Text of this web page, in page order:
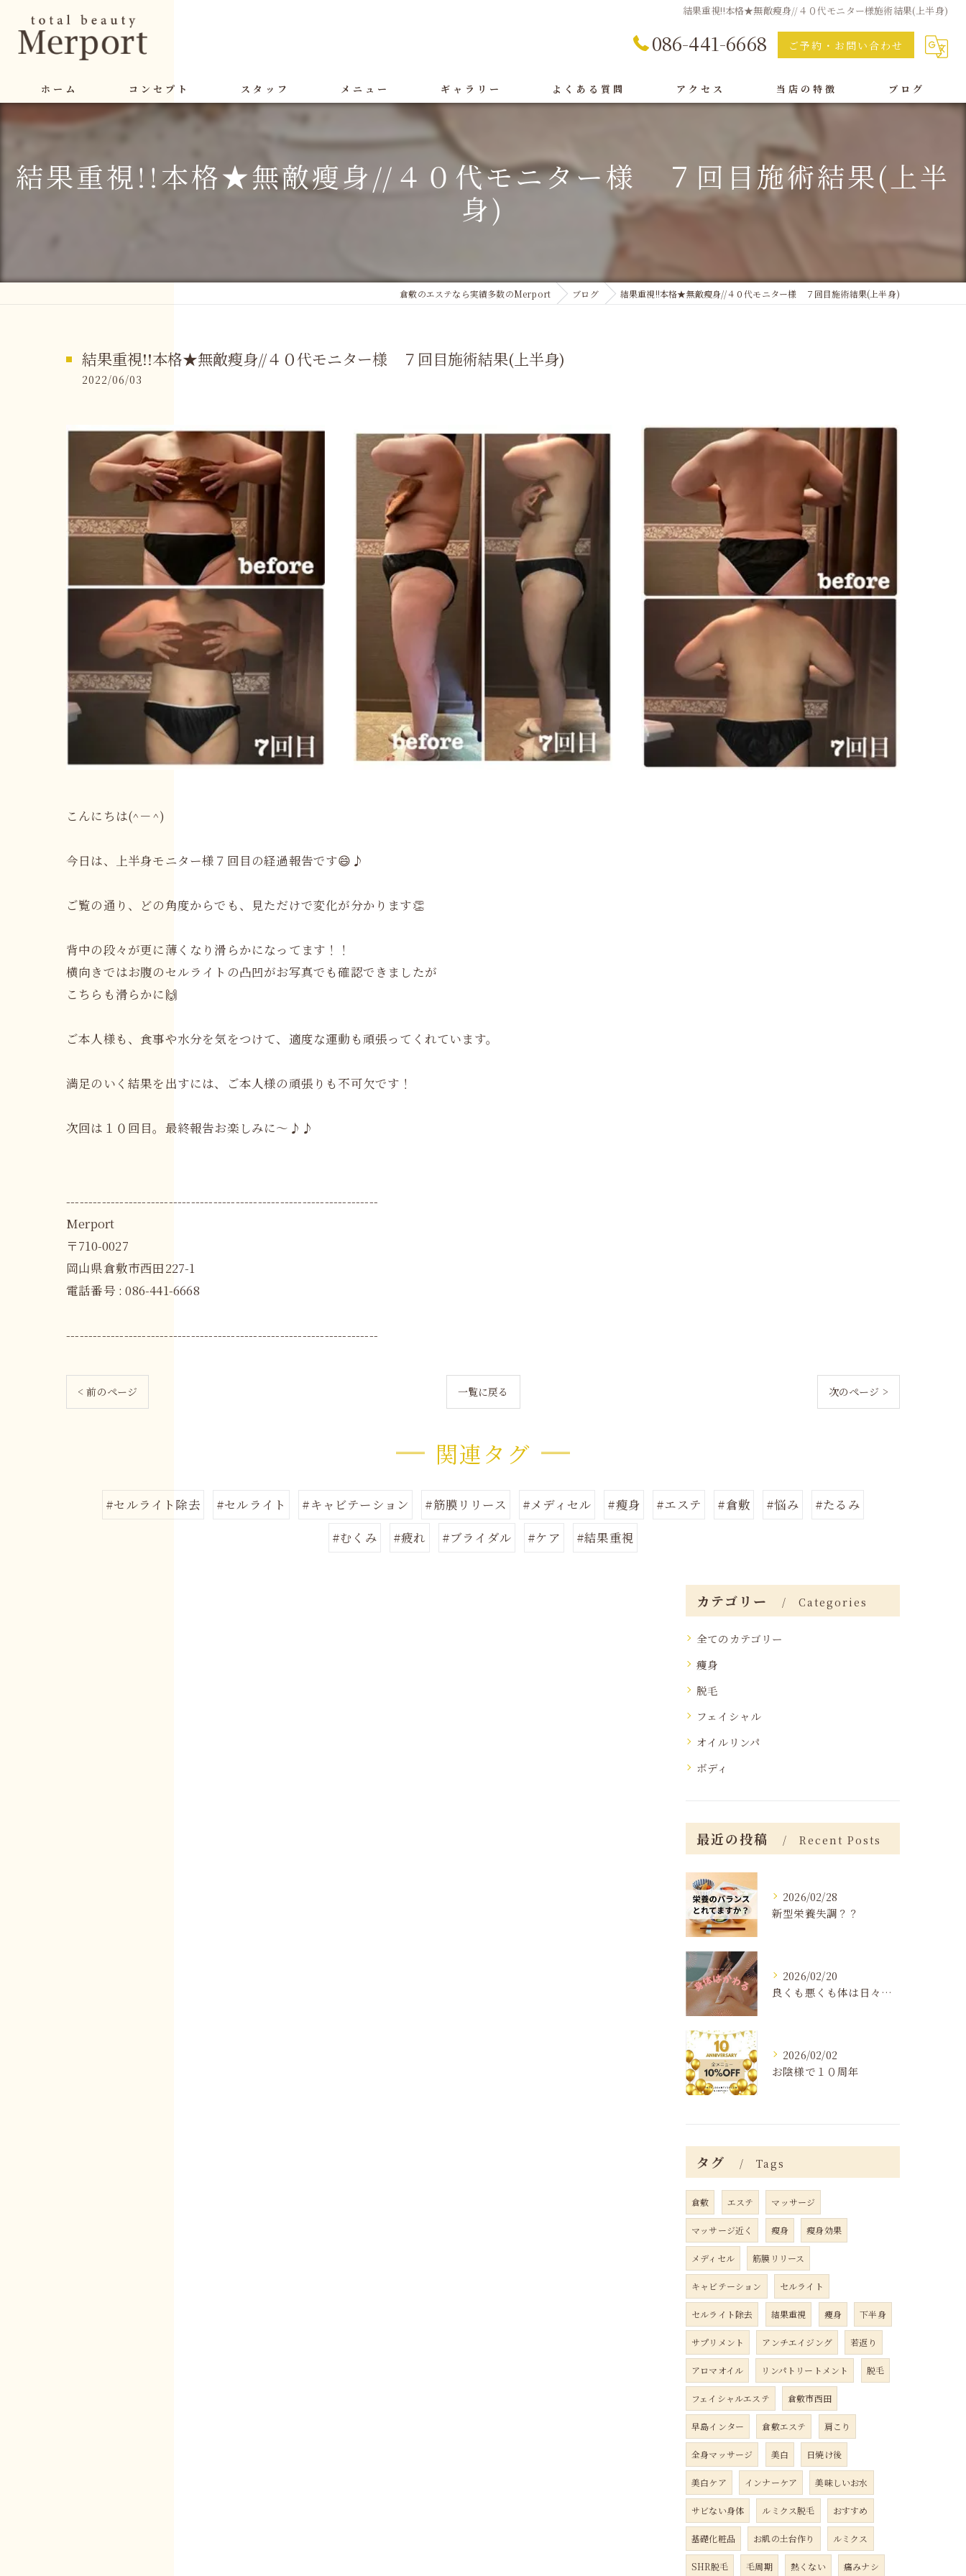
結果重視!!本格★無敵瘦身//４０代モニター様施術結果(上半身)
086-441-6668 ご予約・お問い合わせ
ホーム コンセプト スタッフ メニュー
オイルリンパ
ギャラリー
BeforeAfter
施術
店舗案内
よくある質問 アクセス 当店の特徴
脱毛
ブログ
結果重視!!本格★無敵瘦身//４０代モニター様 ７回目施術結果(上半
身)
倉敷のエステなら実績多数のMerport ブログ 結果重視!!本格★無敵瘦身//４０代モニター様 ７回目施術結果(上半身)
結果重視!!本格★無敵瘦身//４０代モニター様 ７回目施術結果(上半身)
2022/06/03
こんにちは(^－^)
今日は、上半身モニター様７回目の経過報告です😄♪
ご覧の通り、どの角度からでも、見ただけで変化が分かります👏
背中の段々が更に薄くなり滑らかになってます！！
横向きではお腹のセルライトの凸凹がお写真でも確認できましたが
こちらも滑らかに🙌
ご本人様も、食事や水分を気をつけて、適度な運動も頑張ってくれています。
満足のいく結果を出すには、ご本人様の頑張りも不可欠です！
次回は１０回目。最終報告お楽しみに～♪♪
----------------------------------------------------------------------
Merport
〒710-0027
岡山県倉敷市西田227-1
電話番号 : 086-441-6668
----------------------------------------------------------------------
< 前のページ 一覧に戻る 次のページ >
関連タグ
#セルライト除去 #セルライト #キャビテーション #筋膜リリース #メディセル #瘦身 #エステ #倉敷 #悩み
#たるみ
#むくみ
#疲れ #ブライダル #ケア #結果重視
カテゴリー Categories
全てのカテゴリー
痩身
脱毛
フェイシャル
オイルリンパ
ボディ
最近の投稿 Recent Posts
2026/02/28
新型栄養失調？？
2026/02/20
良くも悪くも体は日々変化する
2026/02/02
お陰様で１０周年
タグ Tags
倉敷 エステ マッサージ
マッサージ近く 瘦身 瘦身効果
メディセル 筋膜リリース
キャビテーション セルライト
セルライト除去 結果重視 痩身 下半身
サプリメント アンチエイジング 若返り
アロマオイル リンパトリートメント 脱毛
フェイシャルエステ 倉敷市西田
早島インター 倉敷エステ 肩こり
全身マッサージ 美白 日焼け後
美白ケア インナーケア 美味しいお水
サビない身体 ルミクス脱毛 おすすめ
基礎化粧品 お肌の土台作り ルミクス
SHR脱毛 毛周期 熱くない 痛みナシ